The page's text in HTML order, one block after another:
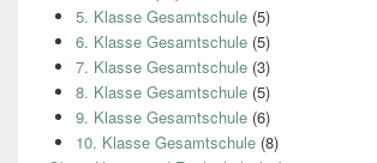
5. Klasse Gesamtschule(5)
6. Klasse Gesamtschule(5)
7. Klasse Gesamtschule(3)
8. Klasse Gesamtschule(5)
9. Klasse Gesamtschule(6)
10. Klasse Gesamtschule(8)